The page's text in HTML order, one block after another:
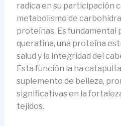
radica en su participación
metabolismo de
proteínas. Es fundamental
queratina, una proteína
salud y la integridad del
Esta función la ha
suplemento de belleza,
significativas en la
tejidos.